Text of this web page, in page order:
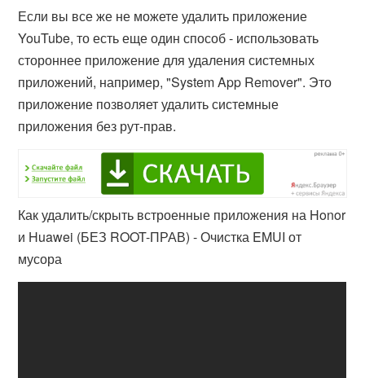
Если вы все же не можете удалить приложение
YouTube, то есть еще один способ - использовать
стороннее приложение для удаления системных
приложений, например, "System App Remover". Это
приложение позволяет удалить системные
приложения без рут-прав.
Как удалить/скрыть встроенные приложения на Honor
и Huawei (БЕЗ ROOT-ПРАВ) - Очистка EMUI от
мусора